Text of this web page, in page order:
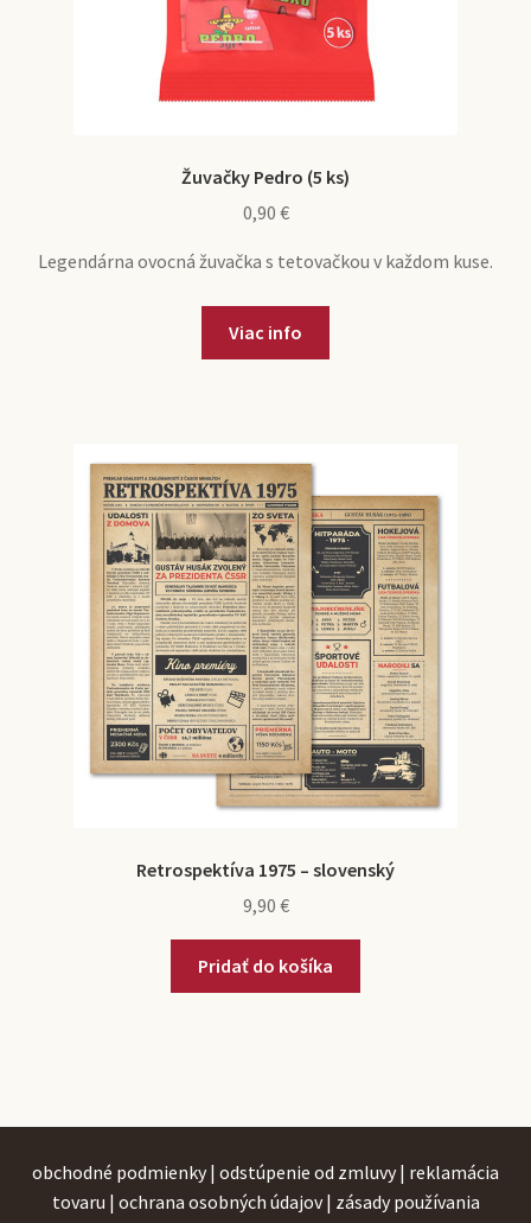
Žuvačky Pedro (5 ks)
0,90 €
Legendárna ovocná žuvačka s tetovačkou v každom kuse.
Viac info
Retrospektíva 1975 – slovenský
9,90 €
Pridať do košíka
obchodné podmienky | odstúpenie od zmluvy | reklamácia
tovaru | ochrana osobných údajov | zásady používania